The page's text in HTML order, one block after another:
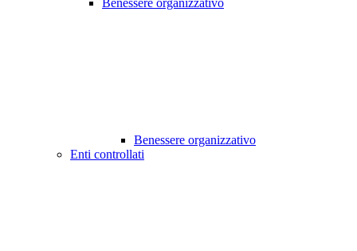
Benessere organizzativo
Benessere organizzativo
Enti controllati